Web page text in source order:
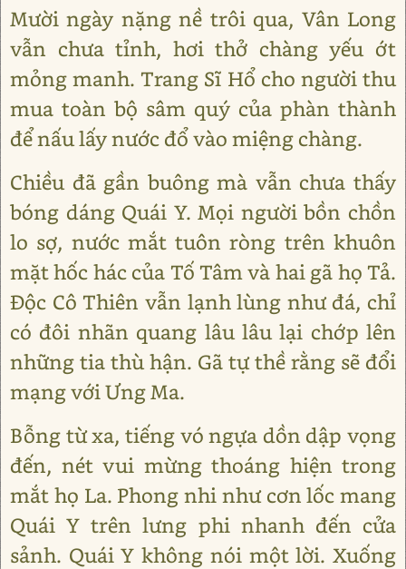
Mười ngày nặng nề trôi qua, Vân Long
vẫn chưa tỉnh, hơi thở chàng yếu ớt
mỏng manh. Trang Sĩ Hổ cho người thu
mua toàn bộ sâm quý của phàn thành
để nấu lấy nước đổ vào miệng chàng.
Chiều đã gần buông mà vẫn chưa thấy
bóng dáng Quái Y. Mọi người bồn chồn
lo sợ, nước mắt tuôn ròng trên khuôn
mặt hốc hác của Tố Tâm và hai gã họ Tả.
Độc Cô Thiên vẫn lạnh lùng như đá, chỉ
có đôi nhãn quang lâu lâu lại chớp lên
những tia thù hận. Gã tự thề rằng sẽ đổi
mạng với Ưng Ma.
Bỗng từ xa, tiếng vó ngựa dồn dập vọng
đến, nét vui mừng thoáng hiện trong
mắt họ La. Phong nhi như cơn lốc mang
Quái Y trên lưng phi nhanh đến cửa
sảnh. Quái Y không nói một lời. Xuống